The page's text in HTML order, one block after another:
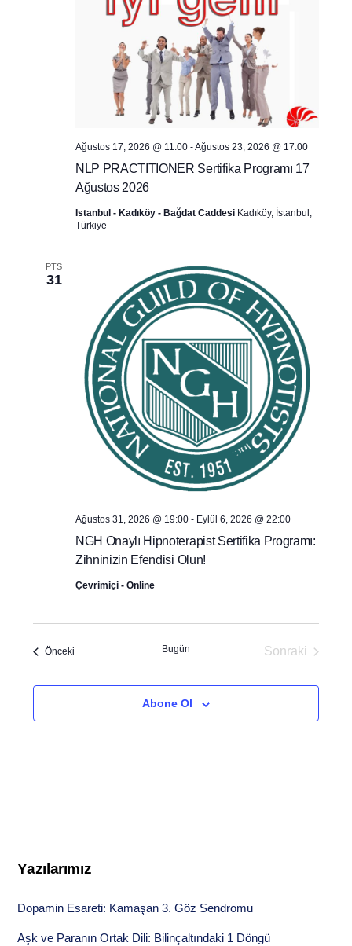
NLP PRACTITIONER Sertifika Programı 17
Ağustos 2026
Ağustos 17, 2026 @ 11:00-Ağustos 23, 2026 @ 17:00
Istanbul - Kadıköy - Bağdat Caddesi Kadıköy, İstanbul,
Türkiye
PTS
31
NGH Onaylı Hipnoterapist Sertifika Programı:
Zihninizin Efendisi Olun!
Ağustos 31, 2026 @ 19:00- Eylül 6, 2026 @ 22:00
Çevrimiçi - Online
ÖncekiEtkinlikler Bugün
Sonraki
Abone Ol
Yazılarımız
Dopamin Esareti: Kamaşan 3. Göz Sendromu
Aşk ve Paranın Ortak Dili: Bilinçaltındaki 1 Döngü